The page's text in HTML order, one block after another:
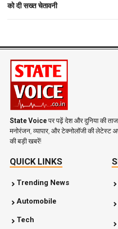
को दी सख्त चेतावनी
State Voiceपर पढ़ें देश और दुनिया की
मनोरंजन, व्यापार, और टेक्नोलॉजी की
की बड़ी खबरें!
QUICK LINKS
Trending News
Automobile
Tech